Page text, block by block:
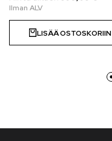
LISÄÄ OSTOSKORIIN